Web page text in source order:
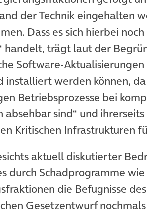
der Technik eingehalten
Dass es sich hierbei
handelt, trägt laut der
Software-
installiert werden können,
Betriebsprozesse bei
absehbar sind“ und
Kritischen Infrastrukturen
aktuell diskutierter
durch Schadprogramme wie
die Befugnisse
Gesetzentwurf